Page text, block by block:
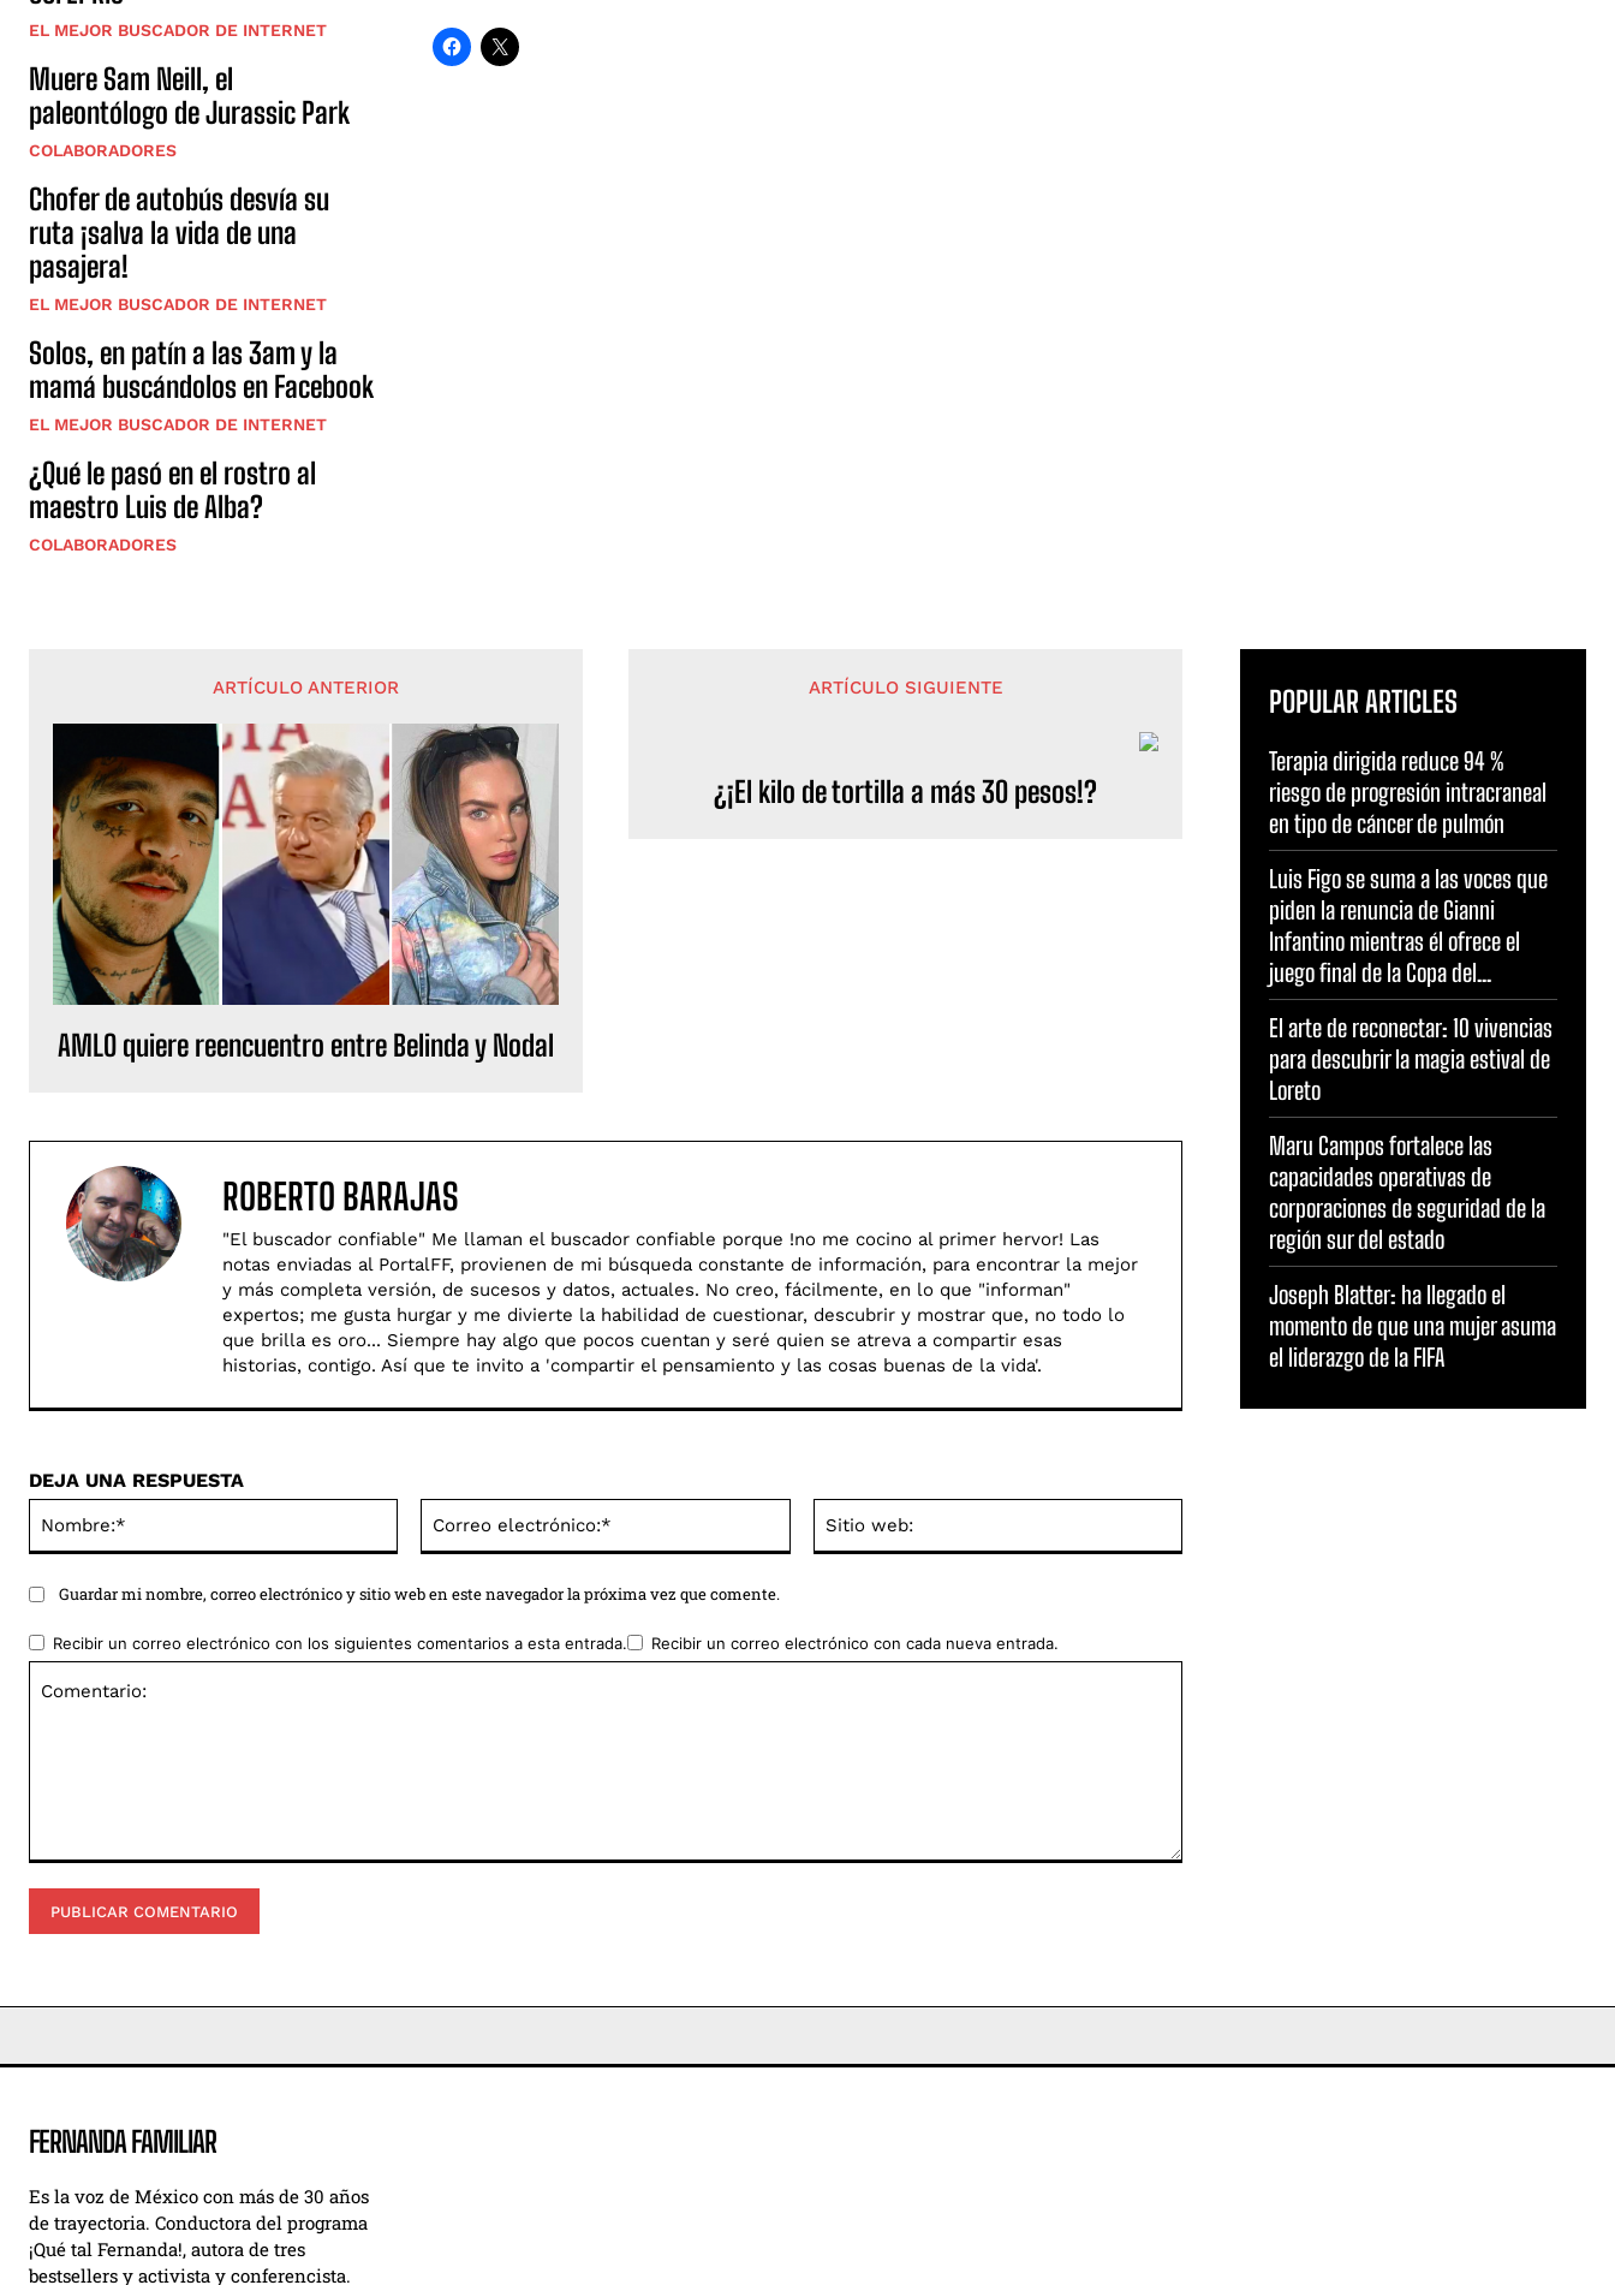
EL MEJOR BUSCADOR DE INTERNET
Muere Sam Neill, el
paleontólogo de Jurassic Park
COLABORADORES
Chofer de autobús desvía su
ruta ¡salva la vida de una
pasajera!
EL MEJOR BUSCADOR DE INTERNET
Solos, en patín a las 3am y la
mamá buscándolos en Facebook
EL MEJOR BUSCADOR DE INTERNET
¿Qué le pasó en el rostro al
maestro Luis de Alba?
COLABORADORES
ARTÍCULO ANTERIOR
AMLO quiere reencuentro entre Belinda y Nodal
ARTÍCULO SIGUIENTE
¿¡El kilo de tortilla a más 30 pesos!?
ROBERTO BARAJAS
"El buscador confiable" Me llaman el buscador confiable porque !no me cocino al primer hervor! Las
notas enviadas al PortalFF, provienen de mi búsqueda constante de información, para encontrar la mejor
y más completa versión, de sucesos y datos, actuales. No creo, fácilmente, en lo que "informan"
expertos; me gusta hurgar y me divierte la habilidad de cuestionar, descubrir y mostrar que, no todo lo
que brilla es oro... Siempre hay algo que pocos cuentan y seré quien se atreva a compartir esas
historias, contigo. Así­ que te invito a 'compartir el pensamiento y las cosas buenas de la vida'.
DEJA UNA RESPUESTA
electrónico:*
Guardar mi nombre, correo electrónico y sitio web en este navegador la próxima vez que comente.
Recibir un correo electrónico con los siguientes comentarios a esta entrada. Recibir un correo electrónico con cada nueva entrada.
POPULAR ARTICLES
Terapia dirigida reduce 94 %
riesgo de progresión intracraneal
en tipo de cáncer de pulmón
Luis Figo se suma a las voces que
piden la renuncia de Gianni
Infantino mientras él ofrece el
juego final de la Copa del...
El arte de reconectar: 10 vivencias
para descubrir la magia estival de
Loreto
Maru Campos fortalece las
capacidades operativas de
corporaciones de seguridad de la
región sur del estado
Joseph Blatter: ha llegado el
momento de que una mujer asuma
el liderazgo de la FIFA
FERNANDA FAMILIAR
Es la voz de México con más de 30 años
de trayectoria. Conductora del programa
¡Qué tal Fernanda!, autora de tres
bestsellers y activista y conferencista.